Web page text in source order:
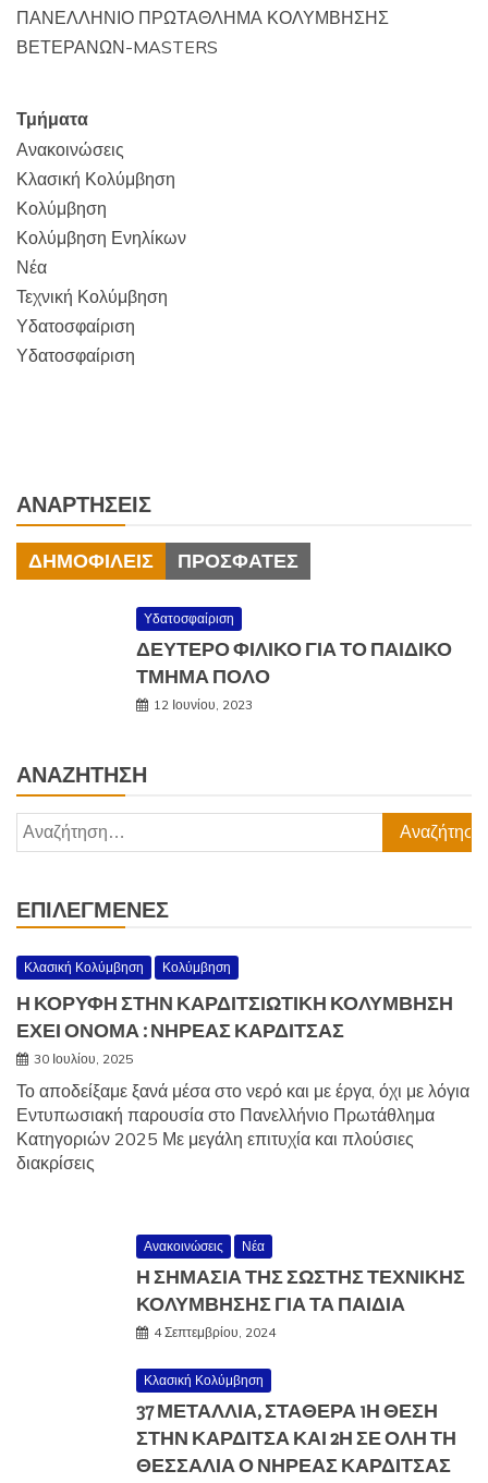
ΠΑΝΕΛΛΗΝΙΟ ΠΡΩΤΑΘΛΗΜΑ ΚΟΛΥΜΒΗΣΗΣ
ΒΕΤΕΡΑΝΩΝ-MASTERS
Τμήματα
Ανακοινώσεις
Κλασική Κολύμβηση
Κολύμβηση
Κολύμβηση Ενηλίκων
Νέα
Τεχνική Κολύμβηση
Υδατοσφαίριση
Υδατοσφαίριση
ΑΝΑΡΤΉΣΕΙΣ
ΔΗΜΟΦΙΛΕΊΣ ΠΡΌΣΦΑΤΕΣ
Υδατοσφαίριση
ΔΕΥΤΕΡΟ ΦΙΛΙΚΟ ΓΙΑ ΤΟ ΠΑΙΔΙΚΟ
ΤΜΗΜΑ ΠΟΛΟ
12 Ιουνίου, 2023
ΑΝΑΖΉΤΗΣΗ
Αναζήτηση
για:
ΕΠΙΛΕΓΜΈΝΕΣ
Κλασική Κολύμβηση Κολύμβηση
Η ΚΟΡΥΦΗ ΣΤΗΝ ΚΑΡΔΙΤΣΙΩΤΙΚΗ ΚΟΛΥΜΒΗΣΗ
ΕΧΕΙ ΟΝΟΜΑ : ΝΗΡΕΑΣ ΚΑΡΔΙΤΣΑΣ
30 Ιουλίου, 2025
Το αποδείξαμε ξανά μέσα στο νερό και με έργα, όχι με λόγια
Εντυπωσιακή παρουσία στο Πανελλήνιο Πρωτάθλημα
Κατηγοριών 2025 Με μεγάλη επιτυχία και πλούσιες
διακρίσεις
Ανακοινώσεις Νέα
Η ΣΗΜΑΣΙΑ ΤΗΣ ΣΩΣΤΗΣ ΤΕΧΝΙΚΗΣ
ΚΟΛΥΜΒΗΣΗΣ ΓΙΑ ΤΑ ΠΑΙΔΙΑ
4 Σεπτεμβρίου, 2024
Κλασική Κολύμβηση
37 ΜΕΤΆΛΛΙΑ, ΣΤΑΘΕΡΆ 1Η ΘΈΣΗ
ΣΤΗΝ ΚΑΡΔΊΤΣΑ ΚΑΙ 2Η ΣΕ ΌΛΗ ΤΗ
ΘΕΣΣΑΛΊΑ Ο ΝΗΡΈΑΣ ΚΑΡΔΊΤΣΑΣ